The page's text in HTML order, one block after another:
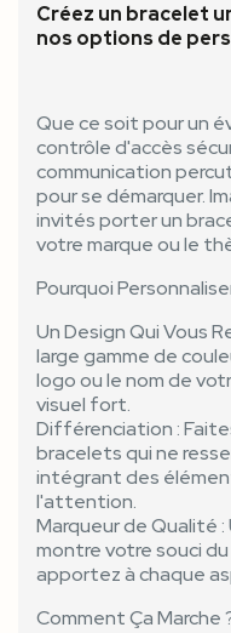
Créez un bracelet
nos options de
Que ce soit pour un
contrôle d'accès
communication
pour se démarquer.
invités porter un
votre marque ou le
Pourquoi
Un Design Qui Vous
large gamme de
logo ou le nom de
visuel fort.
Différenciation :
bracelets qui ne
intégrant des
l'attention.
Marqueur de Qualité
montre votre souci
apportez à chaque
Comment Ça Marche